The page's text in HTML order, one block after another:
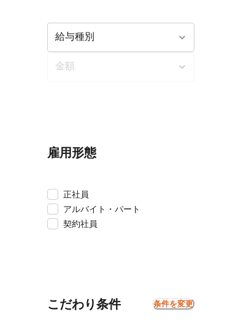
雇用形態
正社員
アルバイト・パート
契約社員
こだわり条件 条件を変更